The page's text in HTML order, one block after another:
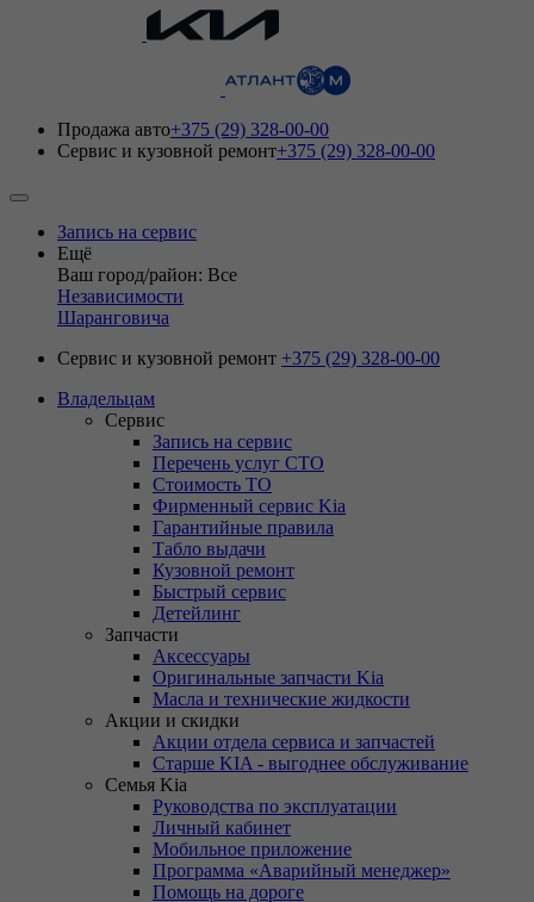
Продажа авто+375 (29) 328-00-00
Сервис и кузовной ремонт+375 (29) 328-00-00
Запись на сервис
Ещё
Ваш город/район: Все
Независимости
Шаранговича
Сервис и кузовной ремонт +375 (29) 328-00-00
Владельцам
Сервис
Запись на сервис
Перечень услуг СТО
Стоимость ТО
Фирменный сервис Kia
Гарантийные правила
Табло выдачи
Кузовной ремонт
Быстрый сервис
Детейлинг
Запчасти
Аксессуары
Оригинальные запчасти Kia
Масла и технические жидкости
Акции и скидки
Акции отдела сервиса и запчастей
Старше KIA - выгоднее обслуживание
Семья Kia
Руководства по эксплуатации
Личный кабинет
Мобильное приложение
Программа «Аварийный менеджер»
Помощь на дороге